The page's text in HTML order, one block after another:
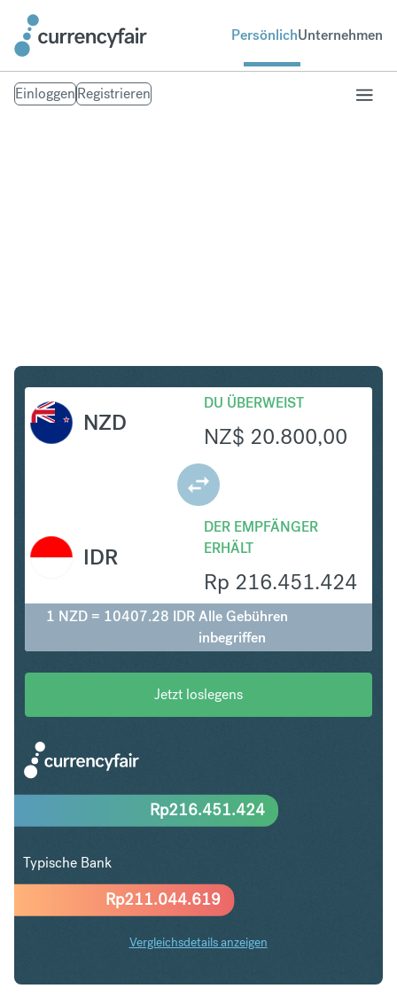
PersönlichUnternehmen
EinloggenRegistrieren
NZD
DU ÜBERWEIST
NZ$ 20.800,00
DER EMPFÄNGER
ERHÄLT
Rp 216.451.424
IDR
1 NZD = 10407.28 IDRAlle Gebühren
inbegriffen
Jetzt loslegens
Rp211.044.619
Rp216.451.424
Typische Bank
Vergleichsdetails anzeigen
NZD in IDR Trends